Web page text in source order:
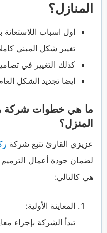
المنازل؟
اول اسباب
تغيير شكل المبني
كذلك التغيير في
ايضا تجديد الشكل
ما هي خطوات شركة
المنزل؟
عزيزي القارئ تتبع شركة
لضمان جودة أعمال
هي كالتالي:
المعاينة الأولية:
تبدأ الشركة بإجراء